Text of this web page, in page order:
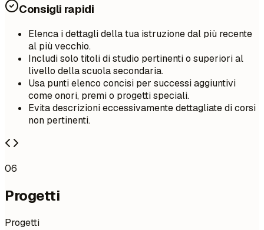
Consigli rapidi
Elenca i dettagli della tua istruzione dal più recente
al più vecchio.
Includi solo titoli di studio pertinenti o superiori al
livello della scuola secondaria.
Usa punti elenco concisi per successi aggiuntivi
come onori, premi o progetti speciali.
Evita descrizioni eccessivamente dettagliate di corsi
non pertinenti.
06
Progetti
Progetti